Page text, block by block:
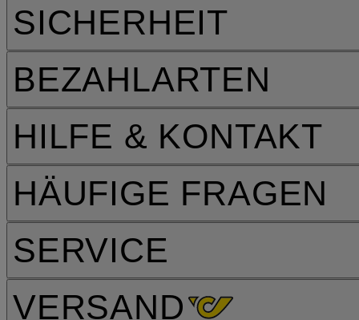
HILFE & KONTAKT
HÄUFIGE FRAGEN
SERVICE
VERSAND
SICHERHEIT
BEZAHLARTEN